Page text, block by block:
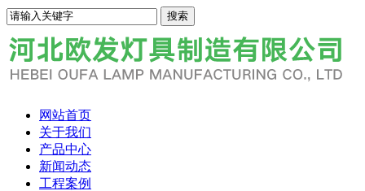
网站首页
关于我们
产品中心
新闻动态
工程案例